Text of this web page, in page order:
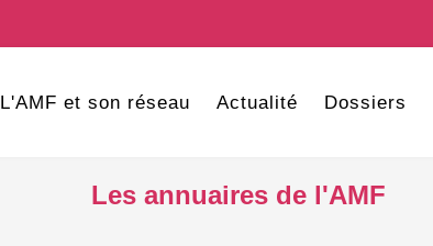
L'AMF et son réseau Actualité Dossiers
Les annuaires de l'AMF